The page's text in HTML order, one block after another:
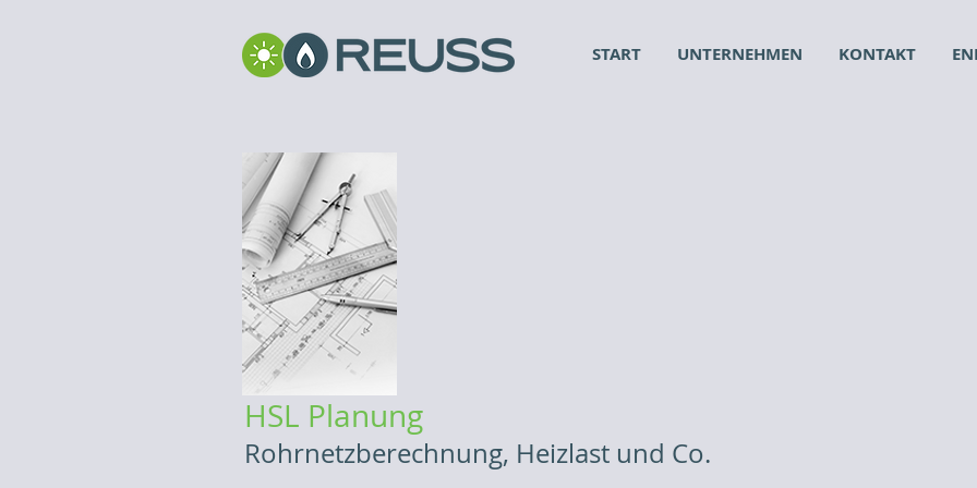
START UNTERNEHMEN KONTAKT
HSL Planung
Rohrnetzberechnung, Heizlast und Co.